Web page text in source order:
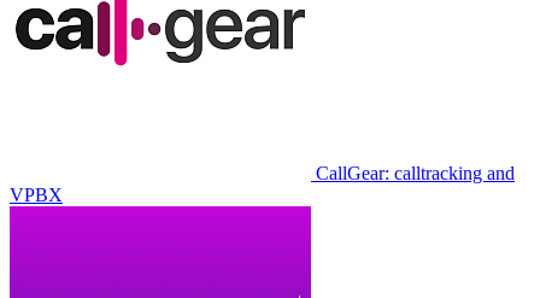
CallGear: calltracking and
VPBX